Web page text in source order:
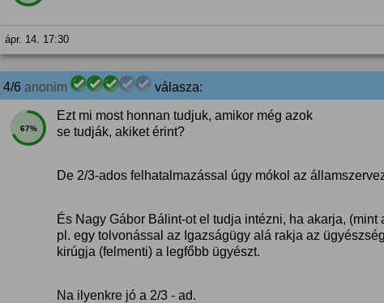
ápr. 14. 17:30
4/6 anonim válasza:
67%
Ezt mi most honnan tudjuk, amikor még azok
se tudják, akiket érint?
De 2/3-ados felhatalmazással úgy mókol az
És Nagy Gábor Bálint-ot el tudja intézni, ha akarja,
pl. egy tolvonással az Igazságügy alá rakja az
kirúgja (felmenti) a legfőbb ügyészt.
Na ilyenkre jó a 2/3 - ad.